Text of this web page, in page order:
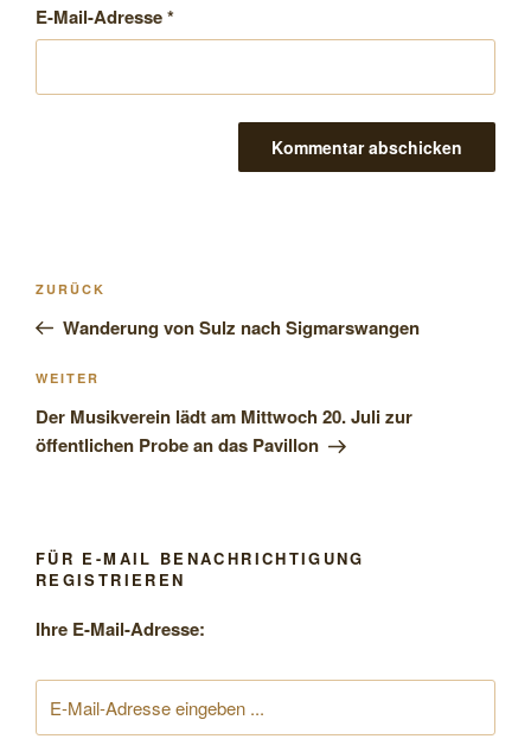
E-Mail-Adresse*
Beitragsnavigation
Vorheriger
Beitrag
ZURÜCK
Wanderung von Sulz nach Sigmarswangen
Nächster
Beitrag
WEITER
Der Musikverein lädt am Mittwoch 20. Juli zur
öffentlichen Probe an das Pavillon
FÜR E-MAIL BENACHRICHTIGUNG
REGISTRIEREN
Ihre E-Mail-Adresse: